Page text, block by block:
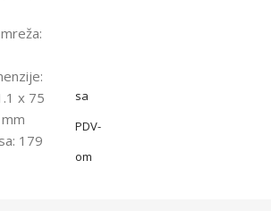
x 75
179
sa
PDV-
om